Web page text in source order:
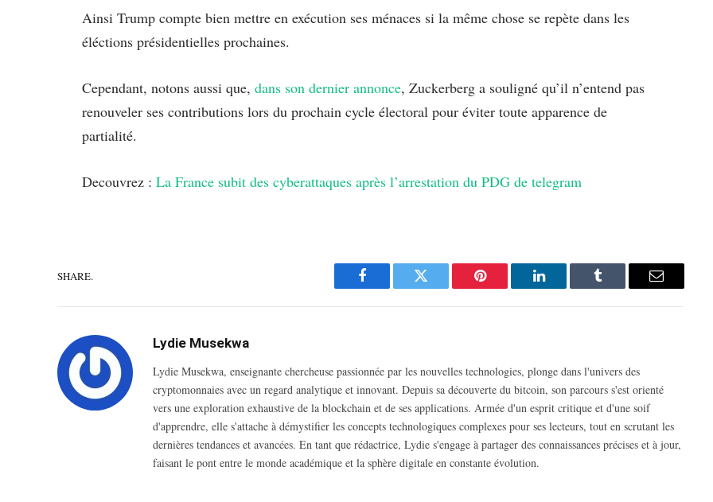
Ainsi Trump compte bien mettre en exécution ses ménaces si la même chose se repète dans les
éléctions présidentielles prochaines.
Cependant, notons aussi que, dans son dernier annonce, Zuckerberg a souligné qu’il n’entend pas
renouveler ses contributions lors du prochain cycle électoral pour éviter toute apparence de
partialité.
Decouvrez : La France subit des cyberattaques après l’arrestation du PDG de telegram
SHARE.
Facebook Twitter Pinterest LinkedIn Tumblr Email
Lydie Musekwa
Lydie Musekwa, enseignante chercheuse passionnée par les nouvelles technologies, plonge dans l'univers des
cryptomonnaies avec un regard analytique et innovant. Depuis sa découverte du bitcoin, son parcours s'est orienté
vers une exploration exhaustive de la blockchain et de ses applications. Armée d'un esprit critique et d'une soif
d'apprendre, elle s'attache à démystifier les concepts technologiques complexes pour ses lecteurs, tout en scrutant les
dernières tendances et avancées. En tant que rédactrice, Lydie s'engage à partager des connaissances précises et à jour,
faisant le pont entre le monde académique et la sphère digitale en constante évolution.